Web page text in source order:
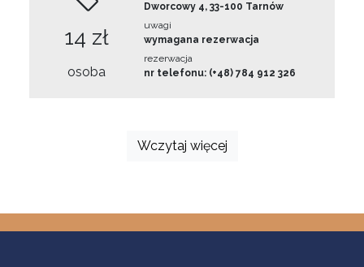
14 zł
osoba
Dworcowy 4, 33-100 Tarnów
uwagi
wymagana rezerwacja
rezerwacja
nr telefonu: (+48) 784 912 326
Wczytaj więcej